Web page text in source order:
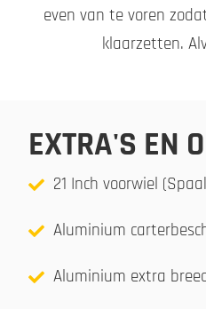
even van te voren
klaarzetten.
EXTRA'S EN
21 Inch voorwiel
Aluminium
Aluminium extra